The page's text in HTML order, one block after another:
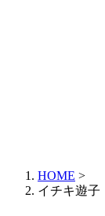
HOME >
イチキ遊子